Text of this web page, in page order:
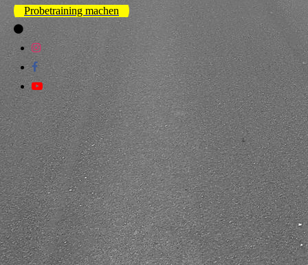
Probetraining machen